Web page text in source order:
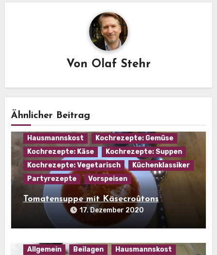
Von Olaf Stehr
Ähnlicher Beitrag
Hausmannskost
Kochrezepte: Gemüse
Kochrezepte: Käse
Kochrezepte: Suppen
Kochrezepte: Vegetarisch
Küchenklassiker
Partyrezepte
Vorspeisen
Tomatensuppe mit Käsecroûtons
17. Dezember 2020
Allgemein Beilagen
Hausmannskost